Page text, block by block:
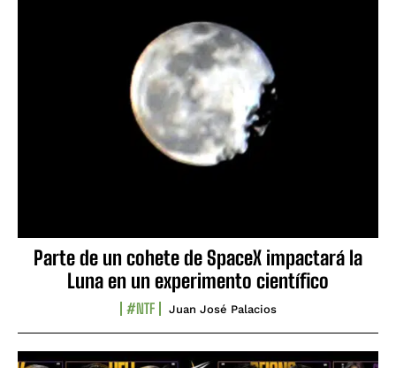
Parte de un cohete de SpaceX impactará la
Luna en un experimento científico
#NTF Juan José Palacios